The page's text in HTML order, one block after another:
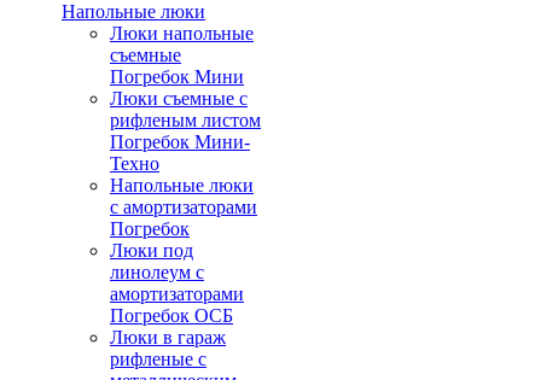
Напольные люки
Люки напольные
съемные
Погребок Мини
Люки съемные с
рифленым листом
Погребок Мини-
Техно
Напольные люки
с амортизаторами
Погребок
Люки под
линолеум с
амортизаторами
Погребок ОСБ
Люки в гараж
рифленые с